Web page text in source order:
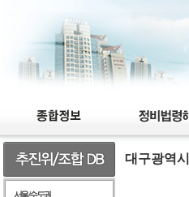
서울 / 수도권
대구광역시